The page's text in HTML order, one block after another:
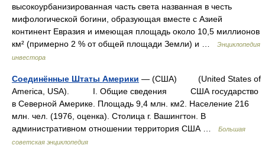
высокоурбанизированная часть света названная в честь
мифологической богини, образующая вместе с Азией
континент Евразия и имеющая площадь около 10,5 миллионов
км² (примерно 2 % от общей площади Земли) и …
Энциклопедия
инвестора
Соединённые Штаты Америки — (США) (United States of
America, USA). I. Общие сведения США государство
в Северной Америке. Площадь 9,4 млн. км2. Население 216
млн. чел. (1976, оценка). Столица г. Вашингтон. В
административном отношении территория США …
Большая
советская энциклопедия